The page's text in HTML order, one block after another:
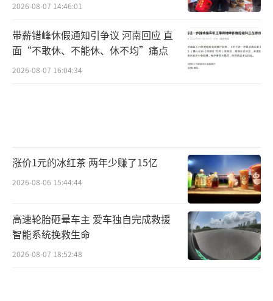
2026-08-07 14:46:01
带薪错峰休假通知引争议 河南回应 直
面“不敢休、不能休、休不均”痛点
2026-08-07 16:04:34
涨价1元的冰红茶 两年少赚了15亿
2026-08-06 15:44:44
高速轮胎砸晕车主 爱车独自完成救援
智能系统挽救生命
2026-08-07 18:52:48